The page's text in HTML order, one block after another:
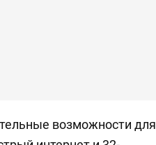
возможности для